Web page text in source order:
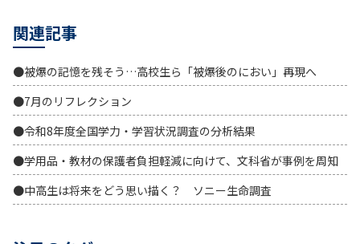
関連記事
●被爆の記憶を残そう…高校生ら「被爆後のにおい」再現へ
●7月のリフレクション
●令和8年度全国学力・学習状況調査の分析結果
●学用品・教材の保護者負担軽減に向けて、文科省が事例を周知
●中高生は将来をどう思い描く？ ソニー生命調査